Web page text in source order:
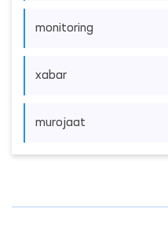
monitoring
xabar
murojaat